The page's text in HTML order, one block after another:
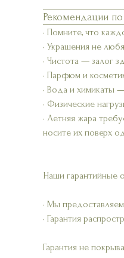
Рекомендации
• Помните, что
• Украшения не
• Чистота — залог
• Парфюм и
• Вода и химикаты
• Физические
• Летняя жара
носите их поверх
Наши гарантийные
• Мы
• Гарантия
Гарантия не